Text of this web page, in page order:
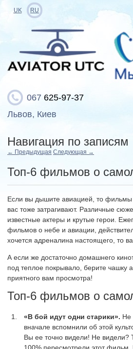
UK RU
067 625-97-37
Львов, Киев
Навигация по записям
← Предыдущая Следующая →
Топ-6 фильмов о
Если вы дышите авиацией, то фильмы
вас тоже затрагивают. Различные
известные актеры и крутые герои.
фильмов о небе и авиации,
хочется адреналина настоящего, то
А если же достаточно домашнего
под теплое покрывало, берите чашку
приятного вам просмотра!
Топ-6 фильмов о
«В бой идут одни старики». Не
вначале вспомнили об этой
Вы ее точно видели! Не видели?
100% пересмотрели этот